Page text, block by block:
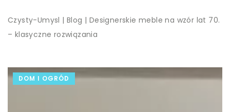
Czysty-Umysl |Blog | Designerskie meble na wzór lat 70.
– klasyczne rozwiązania
DOM I OGRÓD